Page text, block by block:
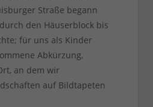
Straße begann
den Häuserblock bis
für uns als Kinder
Abkürzung,
an dem wir
auf Bildtapeten